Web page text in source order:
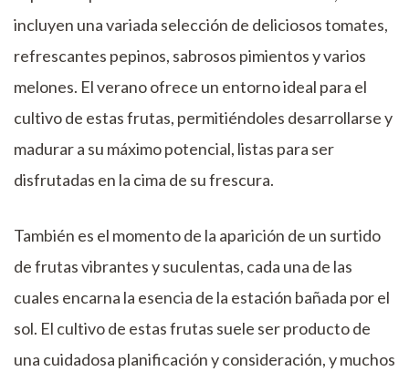
incluyen una variada selección de deliciosos tomates,
refrescantes pepinos, sabrosos pimientos y varios
melones. El verano ofrece un entorno ideal para el
cultivo de estas frutas, permitiéndoles desarrollarse y
madurar a su máximo potencial, listas para ser
disfrutadas en la cima de su frescura.
También es el momento de la aparición de un surtido
de frutas vibrantes y suculentas, cada una de las
cuales encarna la esencia de la estación bañada por el
sol. El cultivo de estas frutas suele ser producto de
una cuidadosa planificación y consideración, y muchos